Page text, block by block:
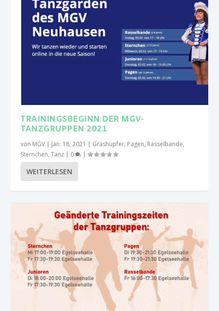
TRAININGSBEGINN DER MGV-
TANZGRUPPEN 2021
von MGV | Jan. 18, 2021 | Grashüpfer, Pagen, Rasselbande,
Sternchen,Tanz | 0 |
WEITERLESEN